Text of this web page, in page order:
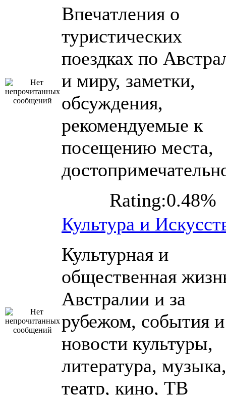
Впечатления о
туристических
поездках по
и миру, заметки,
обсуждения,
рекомендуемые к
посещению места,
Rating:0.48%
Культура и
Культурная и
общественная
Австралии и за
рубежом, события и
новости культуры,
литература, музыка,
театр, кино, ТВ